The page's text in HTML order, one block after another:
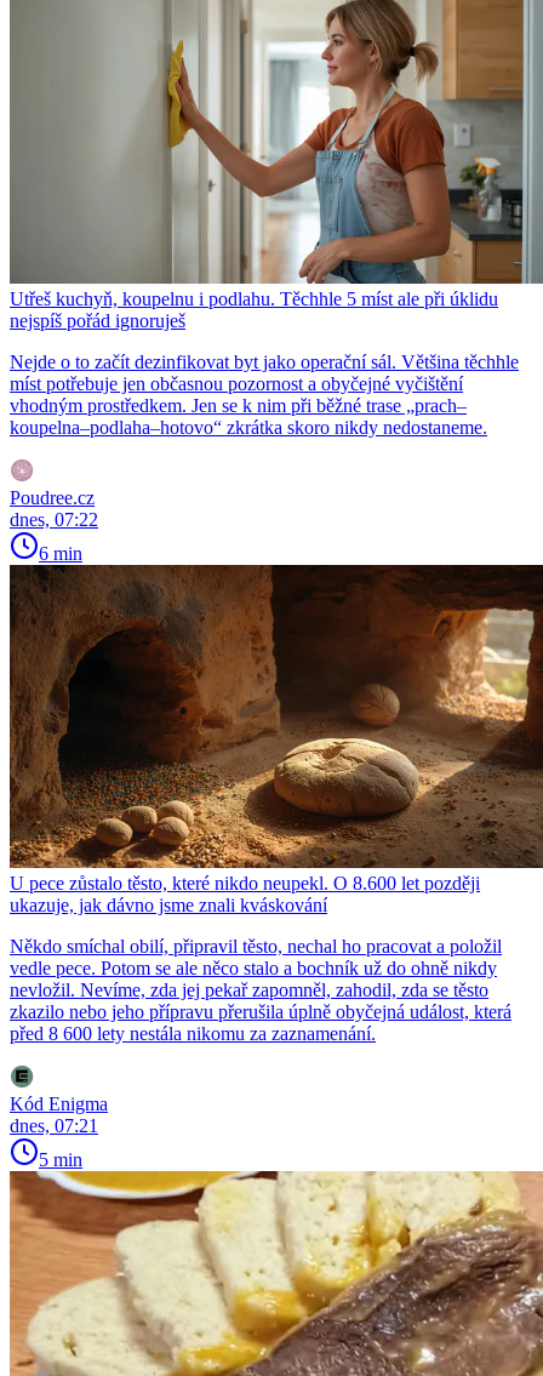
Utřeš kuchyň, koupelnu i podlahu. Těchhle 5 míst ale při úklidu
nejspíš pořád ignoruješ
Nejde o to začít dezinfikovat byt jako operační sál. Většina těchhle
míst potřebuje jen občasnou pozornost a obyčejné vyčištění
vhodným prostředkem. Jen se k nim při běžné trase „prach–
koupelna–podlaha–hotovo“ zkrátka skoro nikdy nedostaneme.
Poudree.cz
dnes, 07:22
6 min
U pece zůstalo těsto, které nikdo neupekl. O 8.600 let později
ukazuje, jak dávno jsme znali kváskování
Někdo smíchal obilí, připravil těsto, nechal ho pracovat a položil
vedle pece. Potom se ale něco stalo a bochník už do ohně nikdy
nevložil. Nevíme, zda jej pekař zapomněl, zahodil, zda se těsto
zkazilo nebo jeho přípravu přerušila úplně obyčejná událost, která
před 8 600 lety nestála nikomu za zaznamenání.
Kód Enigma
dnes, 07:21
5 min